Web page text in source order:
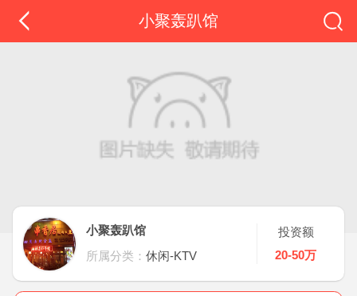
小聚轰趴馆
小聚轰趴馆
所属分类：休闲-KTV
投资额
20-50万